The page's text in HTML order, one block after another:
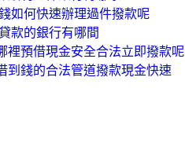
如何快速辦理過件撥款呢
款的銀行有哪間
裡預借現金安全合法立即撥款呢
到錢的合法管道撥款現金快速